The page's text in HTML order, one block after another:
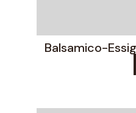
Balsamico-